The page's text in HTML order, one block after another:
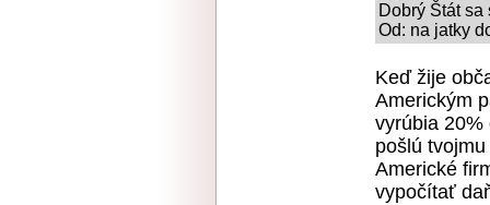
Dobrý Štát
Od: na jatky
Keď žije
Americkým
vyrúbia 20%
pošlú
Americké
vypočítať